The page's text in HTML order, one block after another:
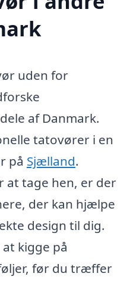
uden for
af Danmark.
tatovører i en
på Sjælland.
at tage hen, er der
der kan hjælpe
design til dig.
kigge på
før du træffer